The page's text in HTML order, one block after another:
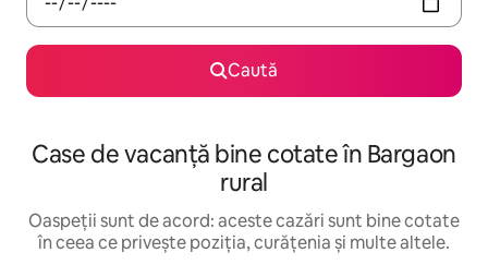
Caută
Case de vacanță bine cotate în Bargaon
rural
Oaspeții sunt de acord: aceste cazări sunt bine cotate
în ceea ce privește poziția, curățenia și multe altele.